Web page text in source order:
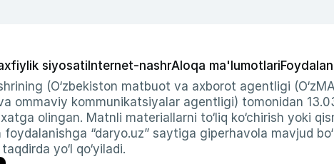
siyosati Internet-nashrAloqa ma'lumotlari
(O‘zbekiston matbuot va axborot agentligi
ommaviy kommunikatsiyalar agentligi) tomonidan
olingan. Matnli materiallarni to‘liq ko‘chirish yoki
“daryo.uz” saytiga giperhavola mavjud
yo‘l qo‘yiladi.